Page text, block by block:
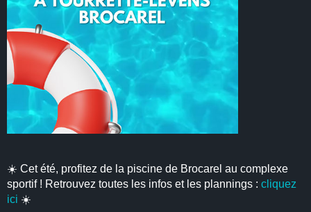
☀️ Cet été, profitez de la piscine de Brocarel au complexe
sportif ! Retrouvez toutes les infos et les plannings :cliquez
ici ☀️